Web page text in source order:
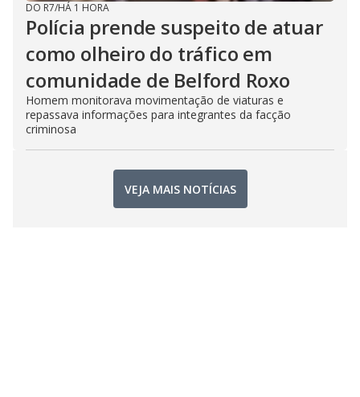
DO R7/HÁ 1 HORA
Polícia prende suspeito de atuar
como olheiro do tráfico em
comunidade de Belford Roxo
Homem monitorava movimentação de viaturas e
repassava informações para integrantes da facção
criminosa
VEJA MAIS NOTÍCIAS